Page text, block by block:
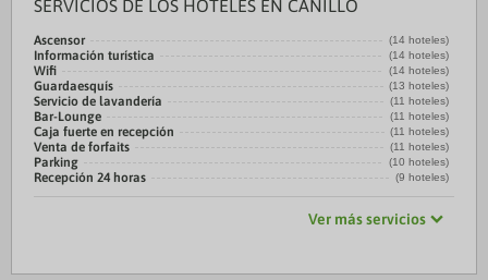
SERVICIOS DE LOS HOTELES EN CANILLO
Ascensor (14 hoteles)
Información turística (14 hoteles)
Wifi (14 hoteles)
Guardaesquís (13 hoteles)
Servicio de lavandería (11 hoteles)
Bar-Lounge (11 hoteles)
Caja fuerte en recepción (11 hoteles)
Venta de forfaits (11 hoteles)
Parking (10 hoteles)
Recepción 24 horas (9 hoteles)
Ver más servicios